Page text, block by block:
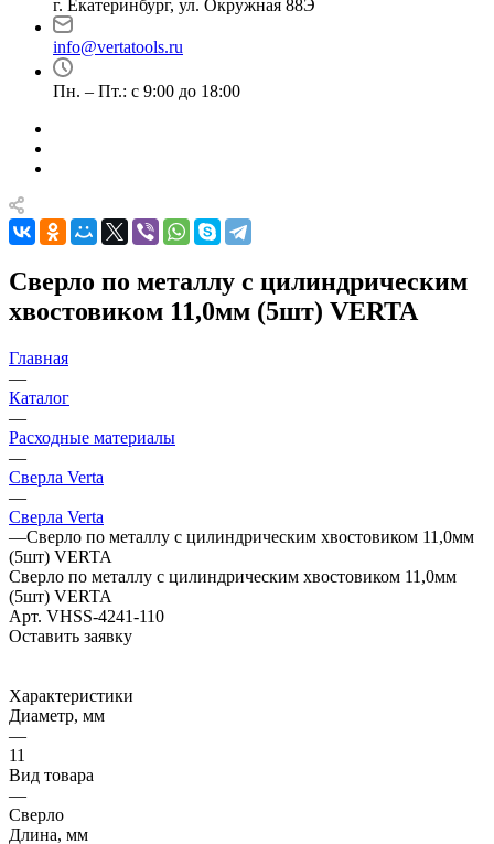
г. Екатеринбург, ул. Окружная 88Э
info@vertatools.ru
Пн. – Пт.: с 9:00 до 18:00
Сверло по металлу с цилиндрическим
хвостовиком 11,0мм (5шт) VERTA
Главная
—
Каталог
—
Расходные материалы
—
Сверла Verta
—
Сверла Verta
—Сверло по металлу с цилиндрическим хвостовиком 11,0мм
(5шт) VERTA
Сверло по металлу с цилиндрическим хвостовиком 11,0мм
(5шт) VERTA
Арт. VHSS-4241-110
Оставить заявку
Характеристики
Диаметр, мм
—
11
Вид товара
—
Сверло
Длина, мм